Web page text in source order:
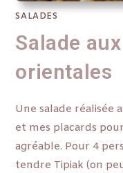
SALADES
Salade
orientales
Une salade réalisée
et mes placards
agréable. Pour 4
tendre Tipiak (on